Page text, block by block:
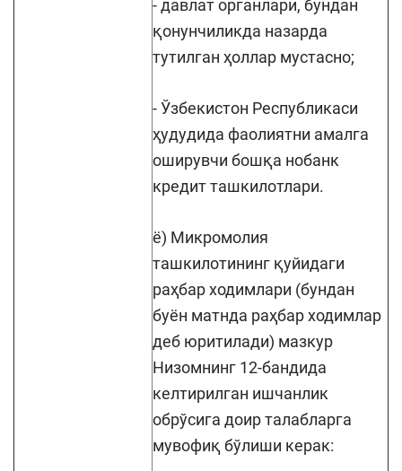
- давлат органлари, бундан
қонунчиликда назарда
тутилган ҳоллар мустасно;
- Ўзбекистон Республикаси
ҳудудида фаолиятни амалга
оширувчи бошқа нобанк
кредит ташкилотлари.
ё) Микромолия
ташкилотининг қуйидаги
раҳбар ходимлари (бундан
буён матнда раҳбар ходимлар
деб юритилади) мазкур
Низомнинг 12-бандида
келтирилган ишчанлик
обрўсига доир талабларга
мувофиқ бўлиши керак: